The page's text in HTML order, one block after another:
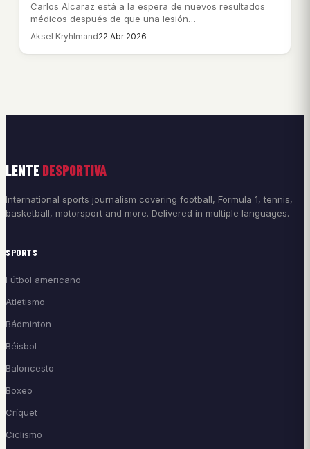
Carlos Alcaraz está a la espera de nuevos resultados
médicos después de que una lesión…
Aksel Kryhlmand22 Abr 2026
LENTE DESPORTIVA
International sports journalism covering football, Formula 1, tennis,
basketball, motorsport and more. Delivered in multiple languages.
SPORTS
Fútbol americano
Atletismo
Bádminton
Béisbol
Baloncesto
Boxeo
Críquet
Ciclismo